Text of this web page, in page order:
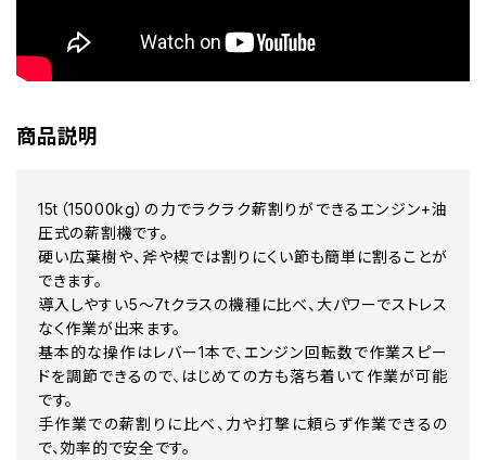
商品説明
15t（15000kg）の力でラクラク薪割りができるエンジン+油
圧式の薪割機です。
硬い広葉樹や、斧や楔では割りにくい節も簡単に割ることが
できます。
導入しやすい5～7tクラスの機種に比べ、大パワーでストレス
なく作業が出来ます。
基本的な操作はレバー1本で、エンジン回転数で作業スピー
ドを調節できるので、はじめての方も落ち着いて作業が可能
です。
手作業での薪割りに比べ、力や打撃に頼らず作業できるの
で、効率的で安全です。